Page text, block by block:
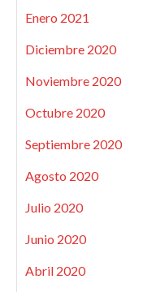
Enero 2021
Diciembre 2020
Noviembre 2020
Octubre 2020
Septiembre 2020
Agosto 2020
Julio 2020
Junio 2020
Abril 2020